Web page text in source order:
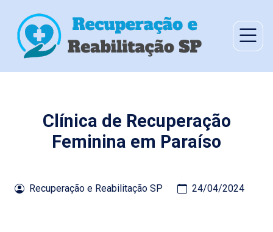
Clínica de Recuperação
Feminina em Paraíso
Recuperação e Reabilitação SP 24/04/2024